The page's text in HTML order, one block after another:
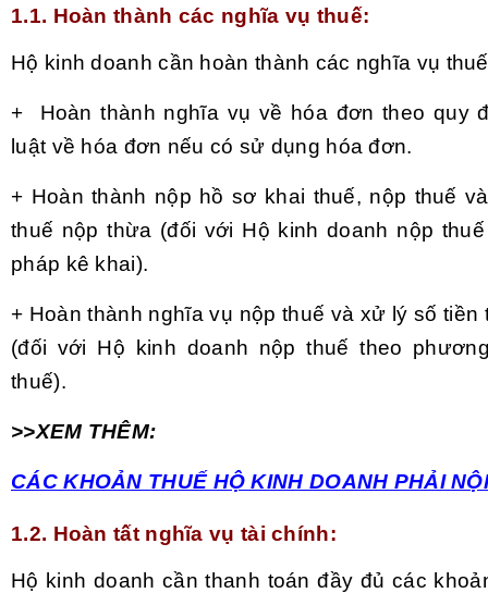
1.1. Hoàn thành các nghĩa vụ thuế:
Hộ kinh doanh cần hoàn thành các nghĩa vụ
+ Hoàn thành nghĩa vụ về hóa đơn theo quy
luật về hóa đơn nếu có sử dụng hóa đơn.
+ Hoàn thành nộp hồ sơ khai thuế, nộp thuế
thuế nộp thừa (đối với Hộ kinh doanh nộp
pháp kê khai).
+ Hoàn thành nghĩa vụ nộp thuế và xử lý số tiền
(đối với Hộ kinh doanh nộp thuế theo
thuế).
>>XEM THÊM:
CÁC KHOẢN THUẾ HỘ KINH DOANH PHẢI
1.2. Hoàn tất nghĩa vụ tài chính:
Hộ kinh doanh cần thanh toán đầy đủ các